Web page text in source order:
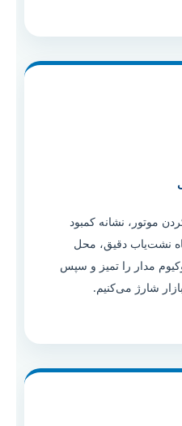
موتور، نشانه کمبود
نشت‌یاب دقیق، محل
مدار را تمیز و سپس
شارژ می‌کنیم.